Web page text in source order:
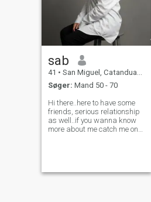
sab
41 • San Miguel, Catanduanes, Filippinerne
Søger: Mand 50 - 70
Hi there..here to have some
friends, serious relationship
as well..if you wanna know
more about me catch me on